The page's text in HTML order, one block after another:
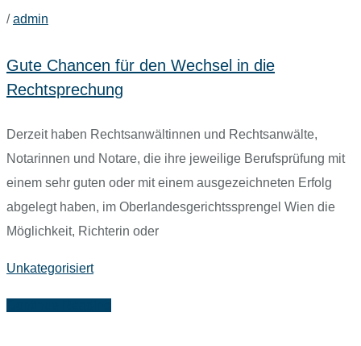
/admin
Gute Chancen für den Wechsel in die
Rechtsprechung
Derzeit haben Rechtsanwältinnen und Rechtsanwälte,
Notarinnen und Notare, die ihre jeweilige Berufsprüfung mit
einem sehr guten oder mit einem ausgezeichneten Erfolg
abgelegt haben, im Oberlandesgerichtssprengel Wien die
Möglichkeit, Richterin oder
Unkategorisiert